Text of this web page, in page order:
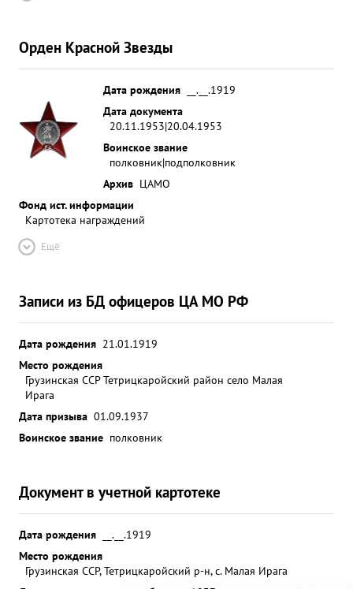
Орден Красной Звезды
Дата рождения
__.__.1919
Дата документа
20.11.1953|20.04.1953
Воинское звание
полковник|подполковник
Архив ЦАМО
Фонд ист. информации
Картотека награждений
Ещё
Записи из БД офицеров ЦА МО РФ
Дата рождения 21.01.1919
Место рождения
Грузинская ССР Тетрицкаройский район село Малая
Ирага
Дата призыва 01.09.1937
Воинское звание полковник
Документ в учетной картотеке
Дата рождения
__.__.1919
Место рождения
Грузинская ССР, Тетрицкаройский р-н, с. Малая Ирага